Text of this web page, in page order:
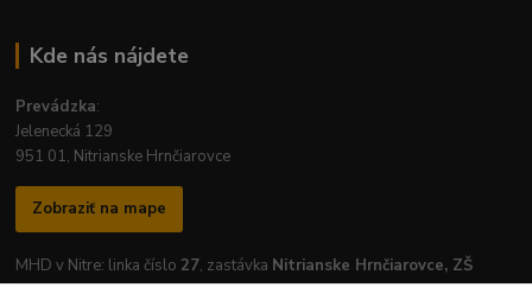
Kde nás nájdete
Prevádzka:
Jelenecká 129
951 01, Nitrianske Hrnčiarovce
Zobraziť na mape
MHD v Nitre: linka číslo 27, zastávka Nitrianske Hrnčiarovce, ZŠ